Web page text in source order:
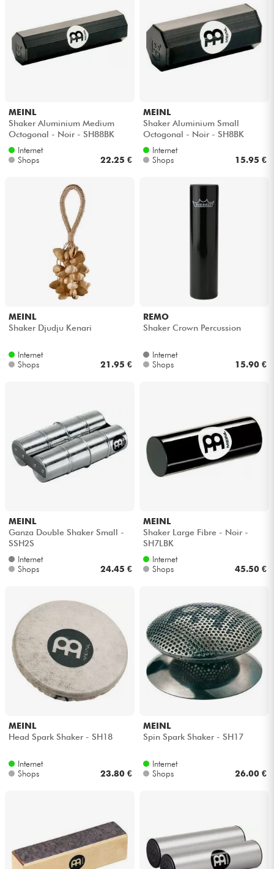
MEINL
Shaker Aluminium Medium
Octogonal - Noir - SH88BK
Internet
Shops
22.25 €
MEINL
Shaker Aluminium Small
Octogonal - Noir - SH8BK
Internet
Shops
15.95 €
MEINL
Shaker Djudju Kenari
Internet
Shops
21.95 €
REMO
Shaker Crown Percussion
Internet
Shops
15.90 €
MEINL
Ganza Double Shaker Small -
SSH2S
Internet
Shops
24.45 €
MEINL
Shaker Large Fibre - Noir -
SH7LBK
Internet
Shops
45.50 €
MEINL
Head Spark Shaker - SH18
Internet
Shops
23.80 €
MEINL
Spin Spark Shaker - SH17
Internet
Shops
26.00 €